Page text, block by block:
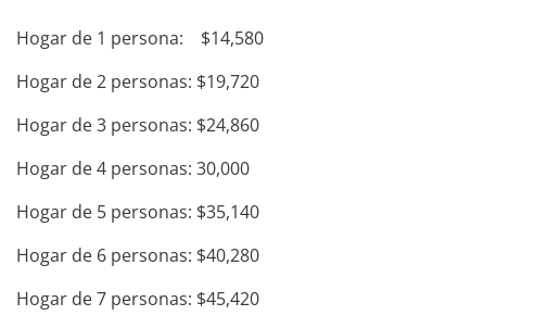
Hogar de 1 persona: $14,580
Hogar de 2 personas: $19,720
Hogar de 3 personas: $24,860
Hogar de 4 personas: 30,000
Hogar de 5 personas: $35,140
Hogar de 6 personas: $40,280
Hogar de 7 personas: $45,420